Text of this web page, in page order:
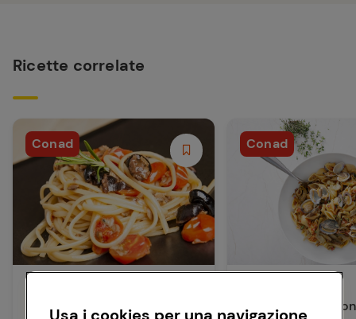
Ricette correlate
Conad
Bavette alle vongole
Conad
Conchiglie con